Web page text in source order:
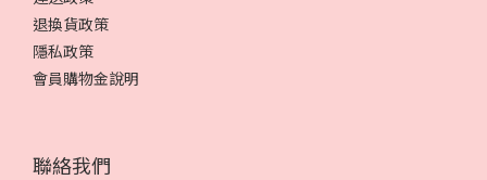
退換貨政策
隱私政策
會員購物金說明
聯絡我們